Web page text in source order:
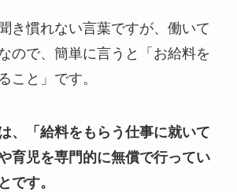
き慣れない言葉ですが、働いて
ので、簡単に言うと「お給料を
こと」です。
、「給料をもらう仕事に就いて
育児を専門的に無償で行ってい
です。